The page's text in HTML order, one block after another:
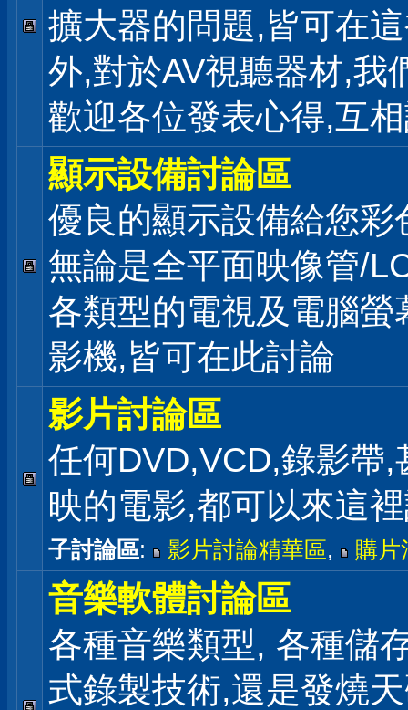
擴大器的問題,皆可在
外,對於AV視聽器材,我
歡迎各位發表心得,互
顯示設備討論區
優良的顯示設備給您彩
無論是全平面映像管/
各類型的電視及電腦螢
影機,皆可在此討論
影片討論區
任何DVD,VCD,錄影帶,
映的電影,都可以來這
子討論區: 影片討論精華區, 購片
音樂軟體討論區
各種音樂類型, 各種儲
式錄製技術,還是發燒